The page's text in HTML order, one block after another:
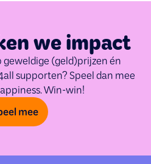
we impact
geweldige (geld)prijzen én
supporten? Speel dan mee
Win-win!
mee